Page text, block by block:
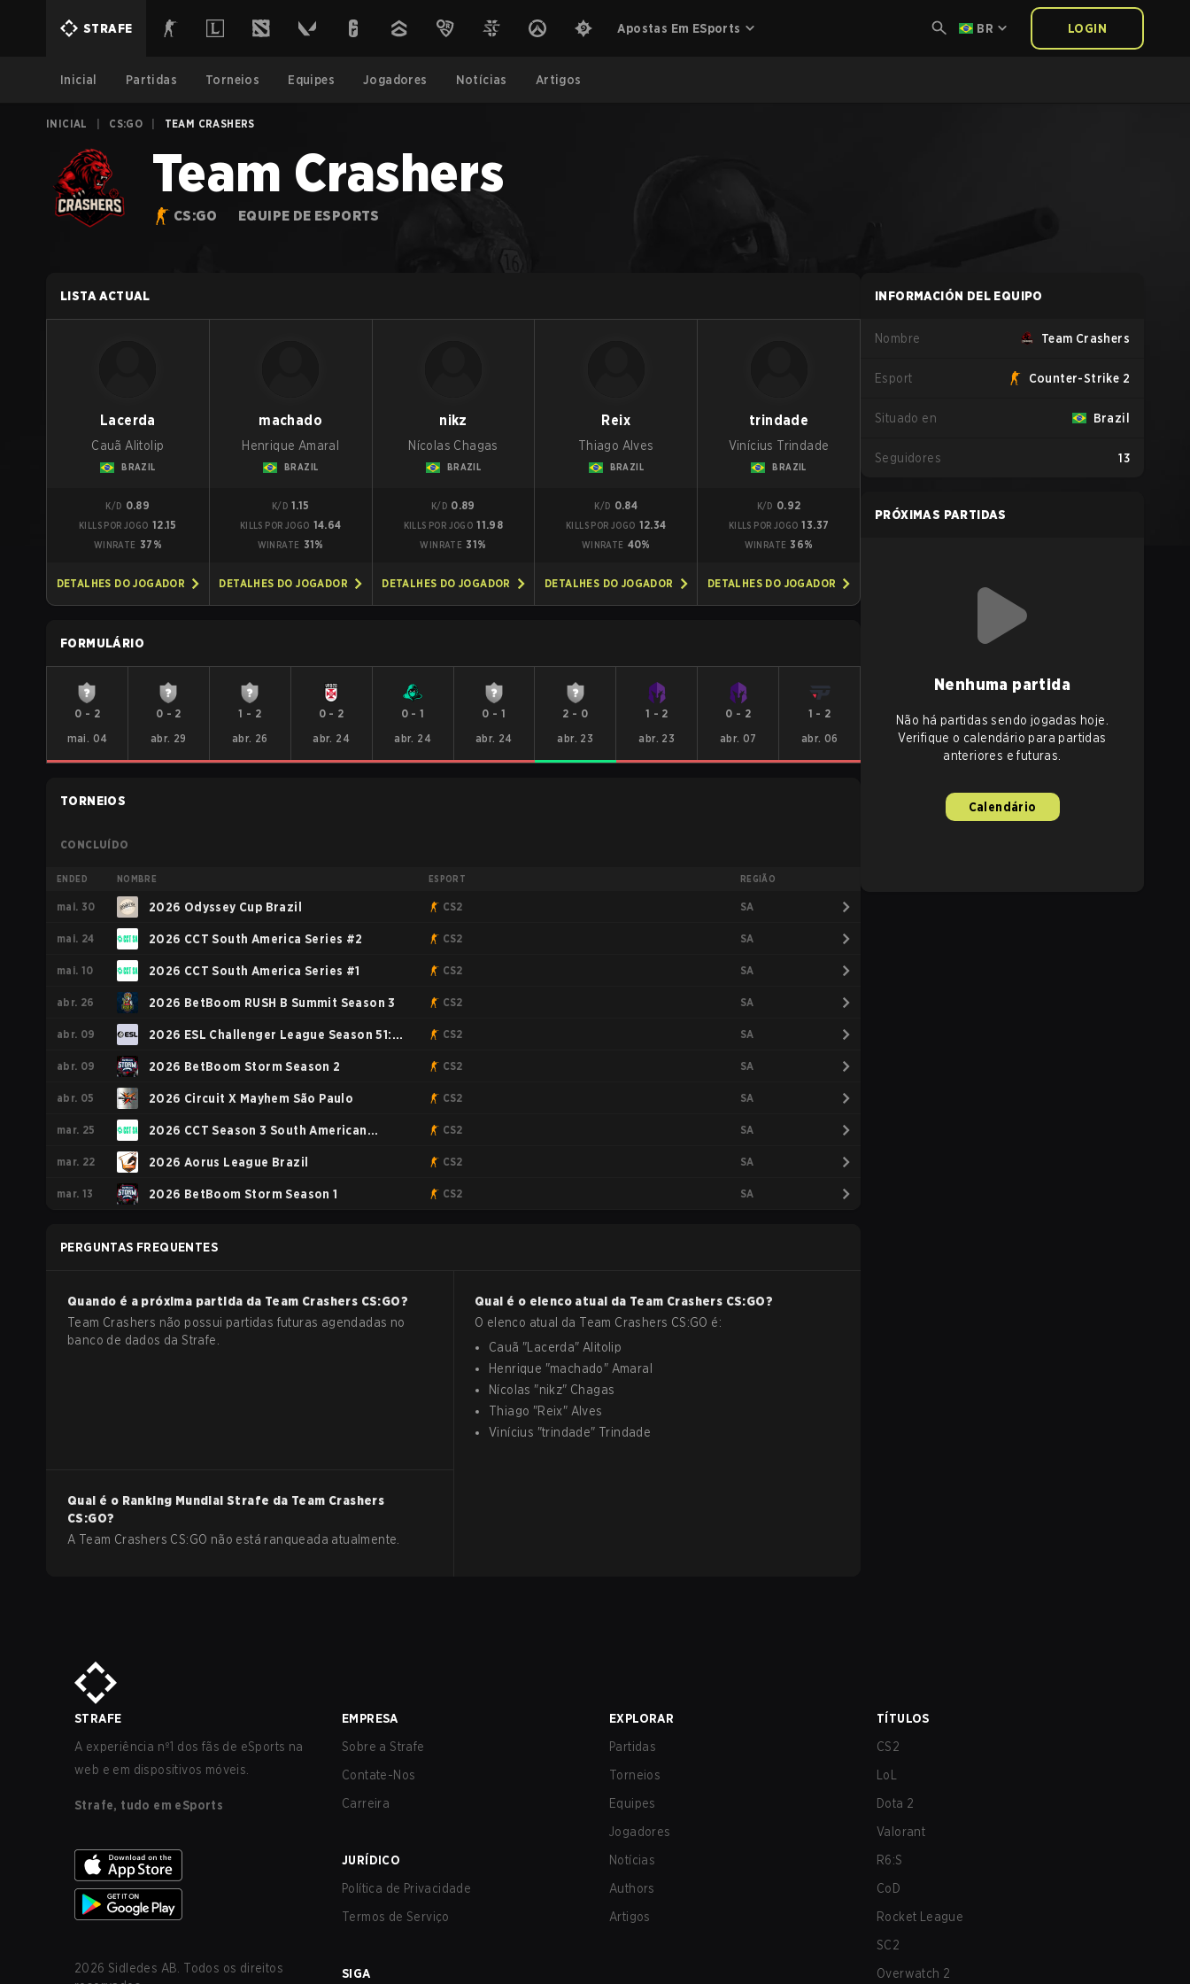
STRAFE Apostas Em ESports BR LOGIN
Inicial Partidas Torneios Equipes Jogadores Notícias Artigos
INICIAL CS:GO TEAM CRASHERS
Team Crashers
CS:GO EQUIPE DE ESPORTS
LISTA ACTUAL
Lacerda
Cauã Alitolip
BRAZIL
K/D 0.89
KILLS POR JOGO 12.15
WINRATE 37%
DETALHES DO JOGADOR
machado
Henrique Amaral
BRAZIL
K/D 1.15
KILLS POR JOGO 14.64
WINRATE 31%
DETALHES DO JOGADOR
nikz
Nícolas Chagas
BRAZIL
K/D 0.89
KILLS POR JOGO 11.98
WINRATE 31%
DETALHES DO JOGADOR
Reix
Thiago Alves
BRAZIL
K/D 0.84
KILLS POR JOGO 12.34
WINRATE 40%
DETALHES DO JOGADOR
trindade
Vinícius Trindade
BRAZIL
K/D 0.92
KILLS POR JOGO 13.37
WINRATE 36%
DETALHES DO JOGADOR
FORMULÁRIO
0 - 2
mai. 04
0 - 2
abr. 29
1 - 2
abr. 26
0 - 2
abr. 24
0-1
abr. 24
0 -1
abr. 24
2 - 0
abr. 23
1 - 2
abr. 23
0 - 2
abr. 07
1 - 2
abr. 06
TORNEIOS
CONCLUÍDO
ENDED NOMBRE ESPORT REGIÃO
mai. 30 2026 Odyssey Cup Brazil CS2 SA
mai. 24 2026 CCT South America Series #2 CS2 SA
mai. 10 2026 CCT South America Series #1 CS2 SA
abr. 26 2026 BetBoom RUSH B Summit Season 3 CS2 SA
abr. 09 2026 ESL Challenger League Season 51:
South America - Cup #3
CS2 SA
abr. 09 2026 BetBoom Storm Season 2 CS2 SA
abr. 05 2026 Circuit X Mayhem São Paulo CS2 SA
mar. 25 2026 CCT Season 3 South American
Series #10
CS2 SA
mar. 22 2026 Aorus League Brazil CS2 SA
mar. 13 2026 BetBoom Storm Season 1 CS2 SA
PERGUNTAS FREQUENTES
Quando é a próxima partida da Team Crashers CS:GO?
Team Crashers não possui partidas futuras agendadas no
banco de dados da Strafe.
Qual é o elenco atual da Team Crashers CS:GO?
O elenco atual da Team Crashers CS:GO é:
Cauã " Lacerda" Alitolip
Henrique "machado" Amaral
Nícolas "nikz" Chagas
Thiago "Reix" Alves
Vinícius "trindade" Trindade
Qual é o Ranking Mundial Strafe da Team Crashers
CS:GO?
A Team Crashers CS:GO não está ranqueada atualmente.
INFORMACIÓN DEL EQUIPO
Nombre Team Crashers
Esport Counter-Strike 2
Situado en Brazil
Seguidores 13
PRÓXIMAS PARTIDAS
Nenhuma partida
Não há partidas sendo jogadas hoje.
Verifique o calendário para partidas
anteriores e futuras.
Calendário
STRAFE
A experiência nº1 dos fãs de eSports na
web e em dispositivos móveis.
Strafe, tudo em eSports
2026 Sidledes AB. Todos os direitos
EMPRESA
Sobre a Strafe
Contate-Nos
Carreira
JURÍDICO
Política de Privacidade
Termos de Serviço
SIGA
EXPLORAR
Partidas
Torneios
Equipes
Jogadores
Notícias
Authors
Artigos
TÍTULOS
CS2
LoL
Dota 2
Valorant
R6:S
CoD
Rocket League
SC2
Overwatch 2